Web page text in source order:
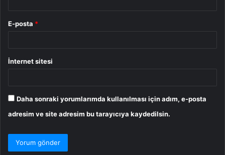
E-posta *
İnternet sitesi
Daha sonraki yorumlarımda kullanılması için adım, e-posta
adresim ve site adresim bu tarayıcıya kaydedilsin.